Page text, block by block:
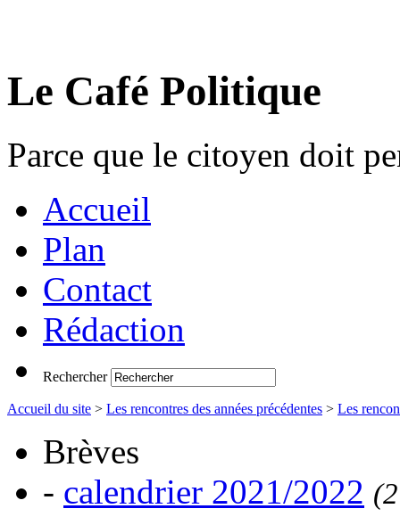
Le Café Politique
Parce que le citoyen doit
Accueil
Plan
Contact
Rédaction
Rechercher
Accueil du site > Les rencontres des années précédentes > Les
Brèves
- calendrier 2021/2022